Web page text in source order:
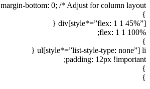
margin-bottom: 0; /* Adjust for column layout */
}
div[style*=”flex: 1 1 45%”] {
flex: 1 1 100%;
}
ul[style*=”list-style-type: none”] li {
padding: 12px !important;
}
}